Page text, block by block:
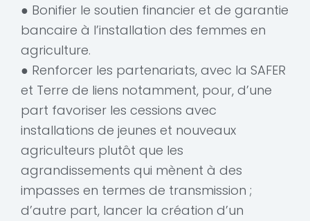
● Bonifier le soutien financier et de garantie
bancaire à l’installation des femmes en
agriculture.
● Renforcer les partenariats, avec la SAFER
et Terre de liens notamment, pour, d’une
part favoriser les cessions avec
installations de jeunes et nouveaux
agriculteurs plutôt que les
agrandissements qui mènent à des
impasses en termes de transmission ;
d’autre part, lancer la création d’un